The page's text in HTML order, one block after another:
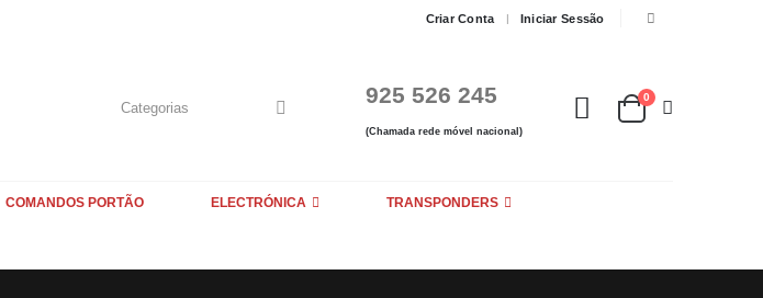
Criar Conta Iniciar Sessão
925 526 245
(Chamada rede móvel nacional)
0
COMANDOS PORTÃO ELECTRÓNICA TRANSPONDERS